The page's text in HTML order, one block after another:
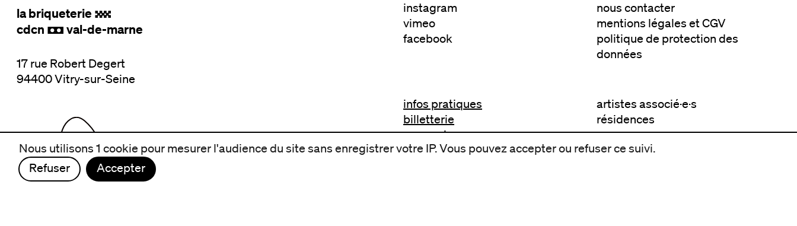
la briqueterie .
cdcn , val-de-marne
17 rue Robert Degert
94400 Vitry-sur-Seine
instagram
vimeo
facebook
nous contacter
mentions légales et CGV
politique de protection des
données
infos pratiques
billetterie
nous suivre
artistes associé·e·s
résidences
avec les publics
Nous utilisons 1 cookie pour mesurer l'audience du site sans enregistrer votre IP. Vous pouvez accepter ou refuser ce suivi.
Refuser
Accepter